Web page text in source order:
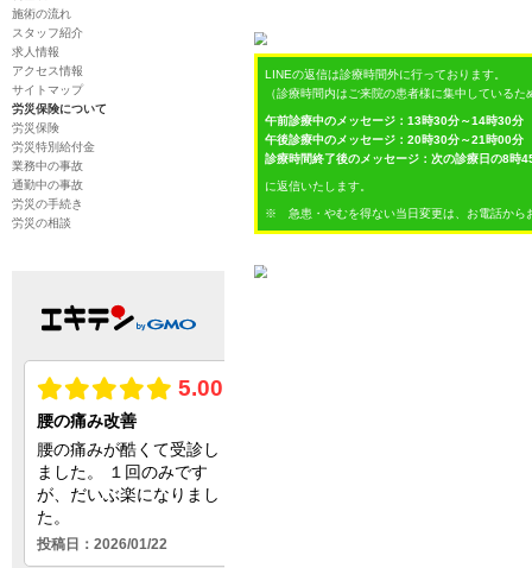
所在地
〒343-
駐車場
6台あり
予約
予約優先制
電話番号048-999-
ストレートネック
ランナー膝
偏頭痛
四十肩・五十肩
坐骨神経痛
外反母趾
寝違え
肉離れ
腰椎椎間板ヘルニア
顎関節症
変形性股関節症
O脚
眼精疲労
頸椎椎間板ヘルニア
胸郭出口症候群
変形性膝関節症
当院について
料金表